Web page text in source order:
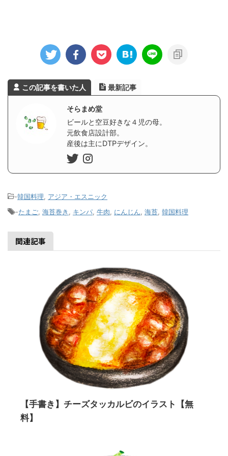
この記事を書いた人 最新記事
そらまめ堂
ビールと空豆好きな４児の母。
元飲食店設計部。
産後は主にDTPデザイン。
-韓国料理, アジア・エスニック
-たまご, 海苔巻き , キンパ, 牛肉, にんじん, 海苔, 韓国料理
関連記事
【手書き】チーズタッカルビのイラスト【無
料】